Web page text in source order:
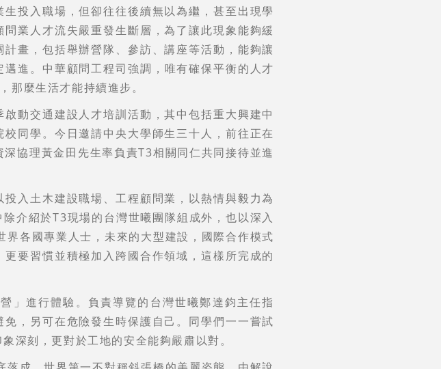
投入職場，但卻往往後續無以為繼，甚至出現學
業人才流失嚴重發生斷層，為了讓此現象能夠緩
畫，包括舉辦營隊、參訪、講座等活動，能夠讓
進。 中華顧問工程司強調，唯有確保平衡的人才
那麼生活才能持續進步。
動交通建設人才培訓活動，其中包括重大興建中
同學。今日邀請中央大學師生三十人，前往正在
協理黃金田先生率負責T3相關同仁共同接待並進
入土木建設職場、工程顧問業，以熱情與毅力為
介紹於T3現場的台灣世曦團隊組成外，也以深入
各國專業人士，未來的大型建設，國際合作模式
要習慣並積極加入跨國合作領域，這樣所完成的
」進行體驗。負責導覽的台灣世曦鄭達鈞主任指
，另可在危險發生時保護自己。同學們一一嘗試
深刻，更對於工地的安全能夠嚴肅以對。